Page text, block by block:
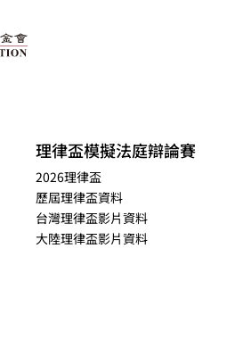
理律盃模擬法庭辯論賽
2026理律盃
歷屆理律盃資料
台灣理律盃影片資料
大陸理律盃影片資料